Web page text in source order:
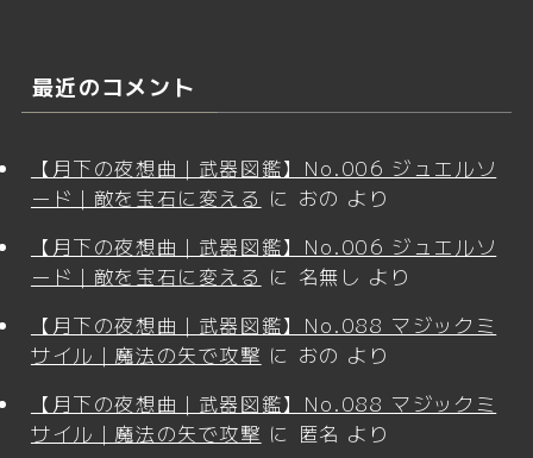
最近のコメント
【月下の夜想曲｜武器図鑑】No.006 ジュエルソ
ード｜敵を宝石に変える に おの より
【月下の夜想曲｜武器図鑑】No.006 ジュエルソ
ード｜敵を宝石に変える に 名無し より
【月下の夜想曲｜武器図鑑】No.088 マジックミ
サイル｜魔法の矢で攻撃 に おの より
【月下の夜想曲｜武器図鑑】No.088 マジックミ
サイル｜魔法の矢で攻撃 に 匿名 より